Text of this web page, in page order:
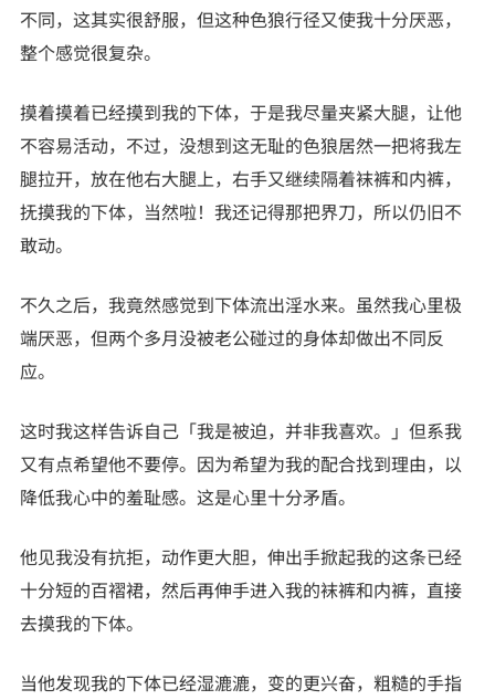
不同，这其实很舒服，但这种色狼行径又使我十分厌恶，
整个感觉很复杂。
摸着摸着已经摸到我的下体，于是我尽量夹紧大腿，让他
不容易活动，不过，没想到这无耻的色狼居然一把将我左
腿拉开，放在他右大腿上，右手又继续隔着袜裤和内裤，
抚摸我的下体，当然啦！我还记得那把界刀，所以仍旧不
敢动。
不久之后，我竟然感觉到下体流出淫水来。虽然我心里极
端厌恶，但两个多月没被老公碰过的身体却做出不同反
应。
这时我这样告诉自己「我是被迫，并非我喜欢。」但系我
又有点希望他不要停。因为希望为我的配合找到理由，以
降低我心中的羞耻感。这是心里十分矛盾。
他见我没有抗拒，动作更大胆，伸出手掀起我的这条已经
十分短的百褶裙，然后再伸手进入我的袜裤和内裤，直接
去摸我的下体。
当他发现我的下体已经湿漉漉，变的更兴奋，粗糙的手指